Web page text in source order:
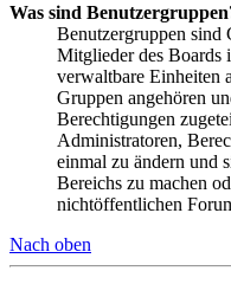
Was sind
Benutzergruppen
Mitglieder des Boards
verwaltbare Einheiten
Gruppen angehören
Berechtigungen
Administratoren,
einmal zu ändern und
Bereichs zu machen
nichtöffentlichen
Nach oben